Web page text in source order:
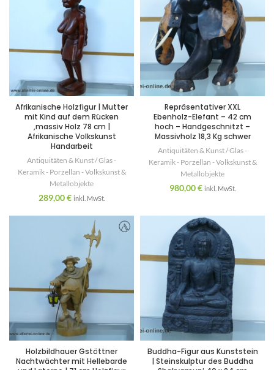
Afrikanische Holzfigur | Mutter
mit Kind auf dem Rücken
,massiv Holz 78 cm |
Afrikanische Volkskunst
Handarbeit
Antiquitäten & Kunst / Glas -
Keramik - Porzellan - Volkskunst &
Metallobjekte
289,00€ inkl. MwSt.
Repräsentativer XXL
Ebenholz-Elefant – 42 cm
hoch – Handgeschnitzt –
Massivholz 18,3 Kg schwer
Antiquitäten & Kunst / Glas -
Keramik - Porzellan - Volkskunst &
Metallobjekte
980,00€ inkl. MwSt.
Holzbildhauer Gstöttner
Nachtwächter mit Hellebarde
Buddha-Figur aus Kunststein
| Steinskulptur des Buddha